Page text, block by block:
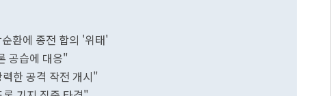
환에 종전 합의 '위태'
공습에 대응"
한 공격 작전 개시"